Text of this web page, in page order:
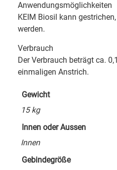
Anwendungsmöglichkeiten
KEIM Biosil kann
werden.
Verbrauch
Der Verbrauch beträgt ca.
einmaligen Anstrich.
Gewicht
15 kg
Innen oder Aussen
Innen
Gebindegröße